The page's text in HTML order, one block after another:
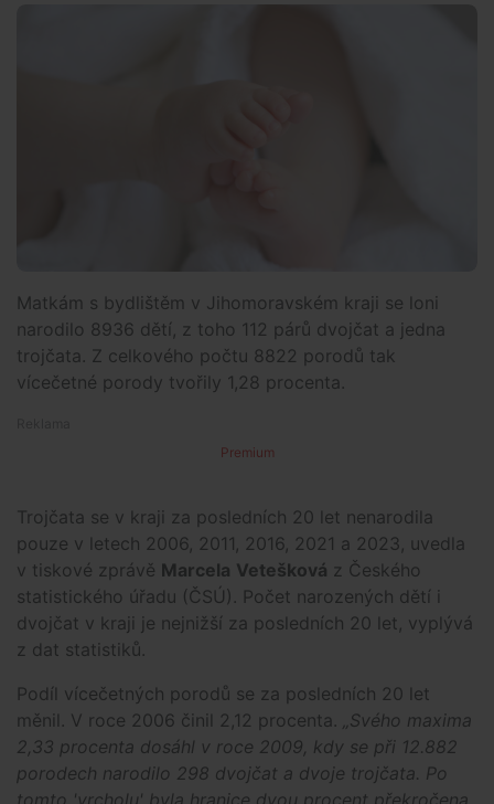
Matkám s bydlištěm v Jihomoravském kraji se loni
narodilo 8936 dětí, z toho 112 párů dvojčat a jedna
trojčata. Z celkového počtu 8822 porodů tak
vícečetné porody tvořily 1,28 procenta.
Premium
Trojčata se v kraji za posledních 20 let nenarodila
pouze v letech 2006, 2011, 2016, 2021 a 2023, uvedla
v tiskové zprávě Marcela Vetešková z Českého
statistického úřadu (ČSÚ). Počet narozených dětí i
dvojčat v kraji je nejnižší za posledních 20 let, vyplývá
z dat statistiků.
Podíl vícečetných porodů se za posledních 20 let
měnil. V roce 2006 činil 2,12 procenta.
„Svého maxima
2,33 procenta dosáhl v roce 2009, kdy se při 12.882
porodech narodilo 298 dvojčat a dvoje trojčata. Po
tomto 'vrcholu' byla hranice dvou procent překročena